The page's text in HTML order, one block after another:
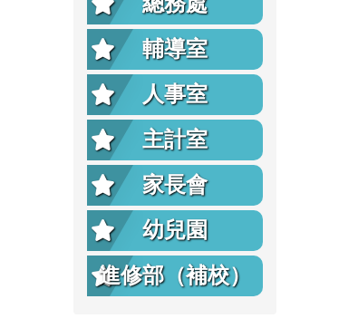
輔導室
人事室
主計室
家長會
幼兒園
進修部（補校）